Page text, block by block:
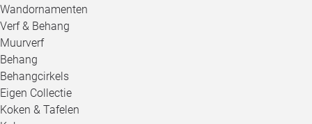
Wandornamenten
Verf & Behang
Muurverf
Behang
Behangcirkels
Eigen Collectie
Koken & Tafelen